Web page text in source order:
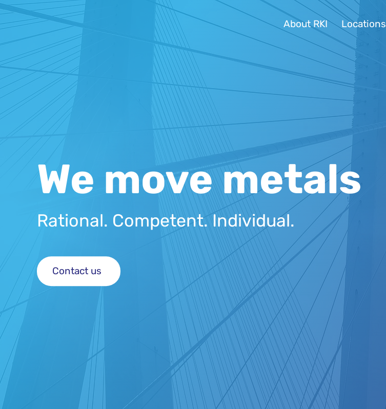
About RKI Locations
We move metals
Rational. Competent. Individual.
Contact us